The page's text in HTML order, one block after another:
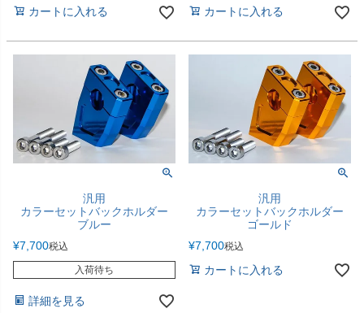
カートに入れる カートに入れる
汎用
カラーセットバックホルダー
ブルー
¥7,700税込
入荷待ち
詳細を見る
汎用
カラーセットバックホルダー
ゴールド
¥7,700税込
カートに入れる